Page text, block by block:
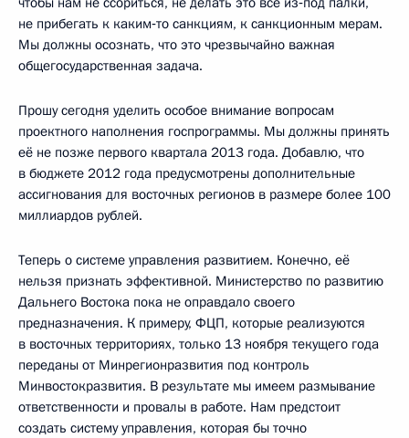
не прибегать к каким‑то санкциям, к санкционным мерам.
Мы должны осознать, что это чрезвычайно важная
общегосударственная задача.
Прошу сегодня уделить особое внимание вопросам
проектного наполнения госпрограммы. Мы должны принять
её не позже первого квартала 2013 года. Добавлю, что
в бюджете 2012 года предусмотрены дополнительные
ассигнования для восточных регионов в размере более 100
миллиардов рублей.
Теперь о системе управления развитием. Конечно, её
нельзя признать эффективной. Министерство по развитию
Дальнего Востока пока не оправдало своего
предназначения. К примеру, ФЦП, которые реализуются
в восточных территориях, только 13 ноября текущего года
переданы от Минрегионразвития под контроль
Минвостокразвития. В результате мы имеем размывание
ответственности и провалы в работе. Нам предстоит
создать систему управления, которая бы точно